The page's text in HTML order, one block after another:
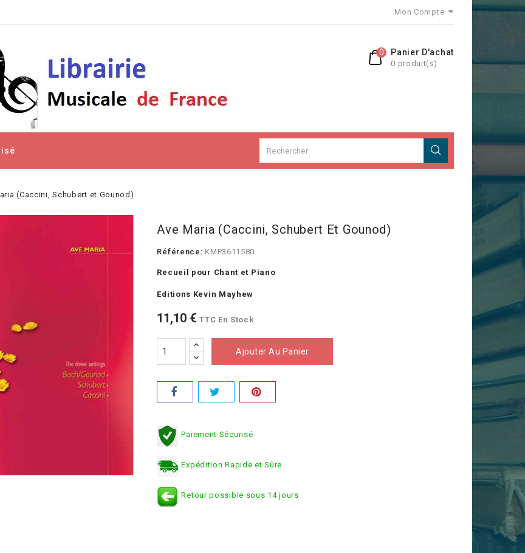
Mon Compte
Panier D'achat
0 produit(s)
0
(Caccini, Schubert et Gounod)
Ave Maria (Caccini, Schubert Et Gounod)
Référence: KMP3611580
Recueil pour Chant et Piano
Editions Kevin Mayhew
11,10 € TTC En Stock
Ajouter Au Panier
Paiement Sécurisé
Expédition Rapide et Sûre
Retour possible sous 14 jours